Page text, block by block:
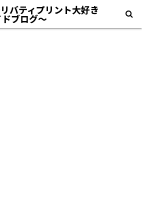
バティプリント大好き
ブログ〜